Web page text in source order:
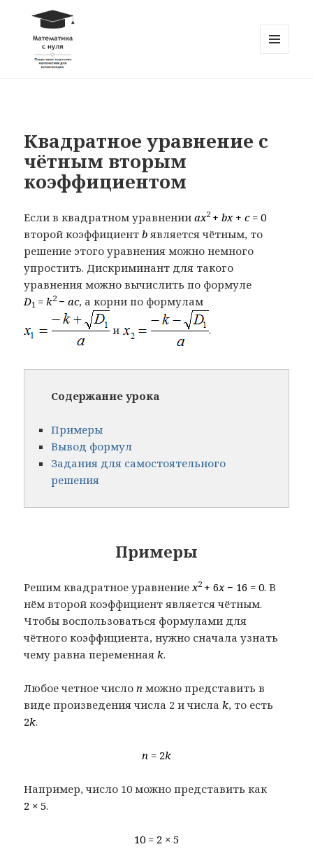
Квадратное уравнение с
чётным вторым
коэффициентом
Если в квадратном уравненииax2 +bx +c = 0
второй коэффициентb является чётным, то
решение этого уравнения можно немного
упростить. Дискриминант для такого
уравнения можно вычислить по формуле
D1 =k2 −ac, а корни по формулам
и .
Содержание урока
Примеры
Вывод формул
Задания для самостоятельного
решения
Примеры
Решим квадратное уравнениеx2 + 6x − 16 = 0. В
нём второй коэффициент является чётным.
Чтобы воспользоваться формулами для
чётного коэффициента, нужно сначала узнать
чему равна переменнаяk.
Любое четное числоn можно представить в
виде произведения числа 2 и числаk, то есть
2k.
n = 2k
Например, число 10 можно представить как
2 × 5.
10 = 2 × 5